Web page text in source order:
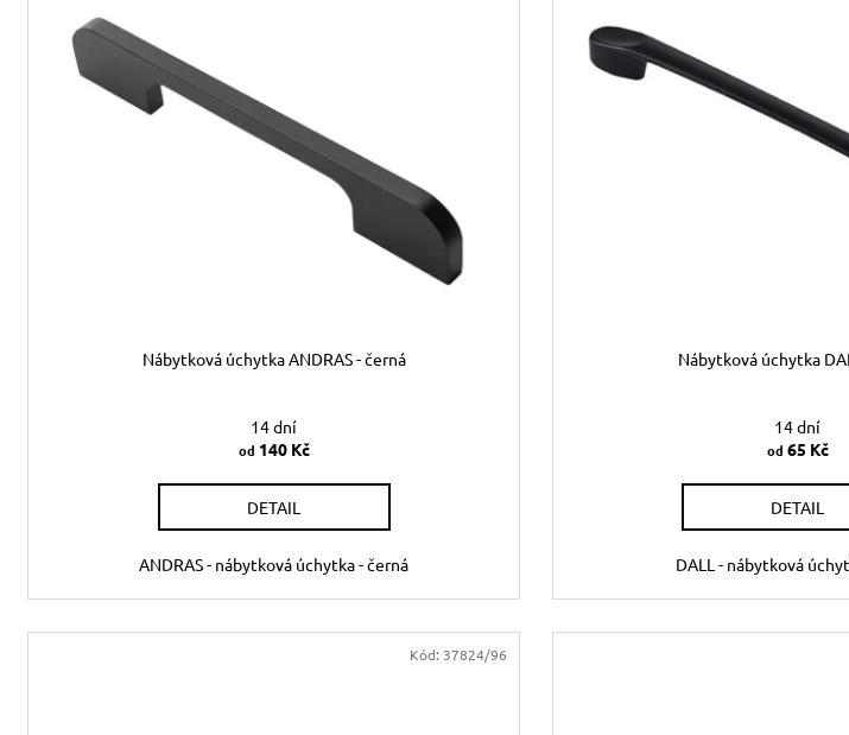
Nábytková úchytka ANDRAS - černá
14 dní
od 140 Kč
DETAIL
ANDRAS - nábytková úchytka - černá
Nábytková úchytka
14 dní
od 65 Kč
DETAIL
DALL - nábytková
Kód: 37824/96